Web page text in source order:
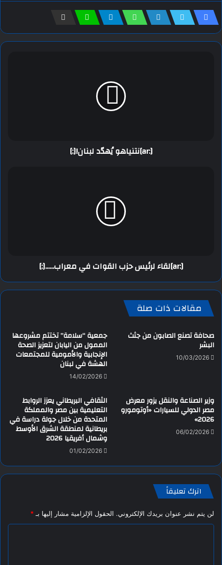
[:ar]نتنياهو يُهدّد لبنان![:]
[:ar]لقاء لرئيس حزب القوات في معراب......[:]
مقالات ذات صلة
صحافة تصنع الصابون من جثث
البشر
10/03/2026
جمعية “سلامة” تختتم مشروعها
الممول من اليابان لتعزيز الصحة
الإنجابية والأمومية للمجتمعات
الهشة في لبنان
14/02/2026
وزير الصناعة والنقل يزور معرض
مصر الدولي للسيارات «أوتومورو
2026»
06/02/2026
الثقافي البريطاني يعزز الروابط
التعليمية بين مصر والمملكة
المتحدة من خلال جولة دراسة في
بريطانية لمنطقة الشرق الأوسط
وشمال أفريقيا 2026
01/02/2026
اترك تعليقاً
لن يتم نشر عنوان بريدك الإلكتروني. الحقول الإلزامية مشار إليها بـ *